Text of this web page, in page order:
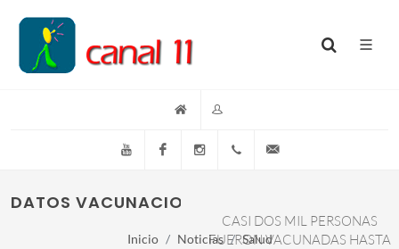
YouTube FacebookInstagram(+54)(9)3548-576073
DATOS VACUNACION COVID EN LA CUMBRE
CASI DOS MIL PERSONAS
FUERON VACUNADAS HASTA
Inicio Noticias
Salud